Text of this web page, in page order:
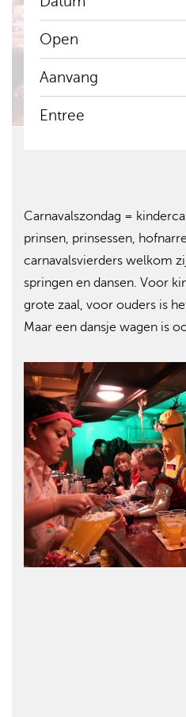
Open
Aanvang
Entree
Carnavalszondag =
prinsen, prinsessen,
carnavalsvierders welkom
springen en dansen. Voor
grote zaal, voor ouders is
Maar een dansje wagen is